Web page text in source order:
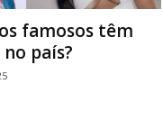
famosos têm
país?